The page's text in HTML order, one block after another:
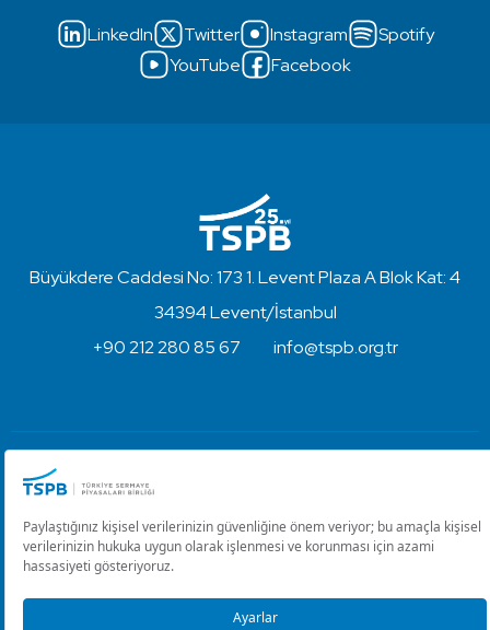
LinkedIn Twitter Instagram
Spotify
YouTube
Facebook
Büyükdere Caddesi No: 173 1. Levent Plaza A Blok Kat: 4
34394 Levent/İstanbul
+90 212 280 85 67
info@tspb.org.tr
Kullanım Koşulları ve Gizlilik
Çerez Ayarlarını Düzenle